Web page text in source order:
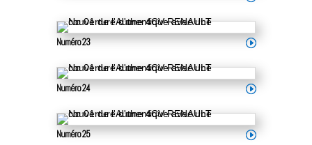
Numéro 23
Numéro 24
Numéro 25